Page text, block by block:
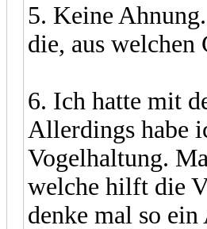
5. Keine
die, aus
6. Ich hatte mit
Allerdings habe
Vogelhaltung.
welche hilft die
denke mal so